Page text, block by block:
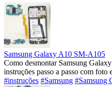
Samsung Galaxy A10 SM-A105
Como desmontar Samsung
instruções passo a passo com foto
#instruções #Samsung #Samsung